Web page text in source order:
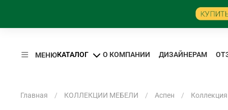
МЕНЮКАТАЛОГ О КОМПАНИИ ДИЗАЙНЕРАМ
Главная КОЛЛЕКЦИИ МЕБЕЛИ Аспен